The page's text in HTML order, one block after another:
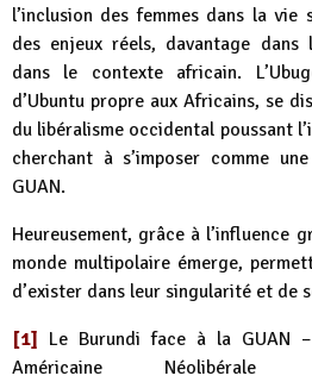
l’inclusion des femmes dans la vie
des enjeux réels, davantage
dans le contexte africain.
d’Ubuntu propre aux Africains, se
du libéralisme occidental poussant
cherchant à s’imposer comme
GUAN.
Heureusement, grâce à l’influence
monde multipolaire émerge,
d’exister dans leur singularité et de
[1] Le Burundi face à la GUAN
Américaine